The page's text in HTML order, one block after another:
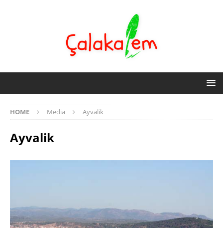
HOME Media Ayvalik
Ayvalik